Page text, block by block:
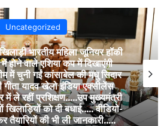
Uncategorized
भारतीय महिला जूनियर हॉकी
होने वाले एशिया कप में दिखाएंगी
में चुनी गईं कांसाबेल की मधु सिदार
यादव खेलो इंडिया एक्सीलेंस
में ले रहीं प्रशिक्षण…..उप मुख्यमंत्री
को दी बधाई….. वीडियो-
तैयारियों की भी ली जानकारी…..